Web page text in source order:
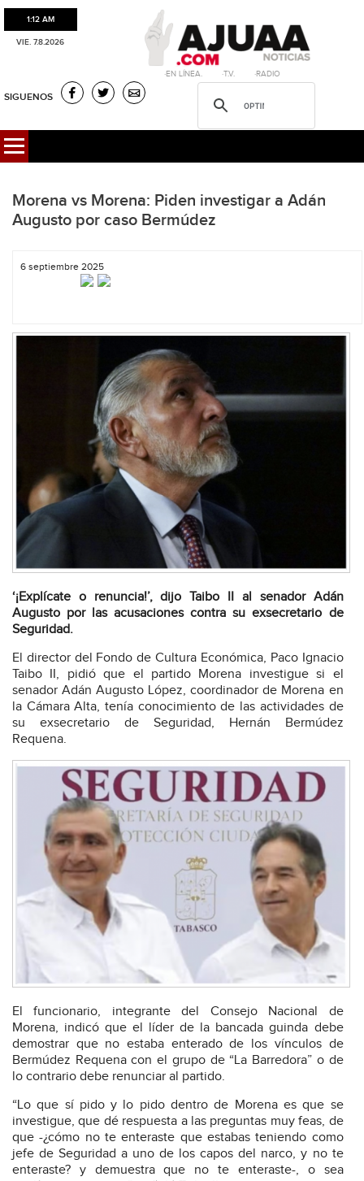
1:12 AM
VIE. 7.8.2026
·EN LÍNEA. ·T.V. ·RADIO
SIGUENOS
Morena vs Morena: Piden investigar a Adán
Augusto por caso Bermúdez
6 septiembre 2025
‘¡Explícate o renuncia!’, dijo Taibo II al senador Adán
Augusto por las acusaciones contra su exsecretario de
Seguridad.
El director del Fondo de Cultura Económica, Paco Ignacio
Taibo II, pidió que el partido Morena investigue si el
senador Adán Augusto López, coordinador de Morena en
la Cámara Alta, tenía conocimiento de las actividades de
su exsecretario de Seguridad, Hernán Bermúdez
Requena.
El funcionario, integrante del Consejo Nacional de
Morena, indicó que el líder de la bancada guinda debe
demostrar que no estaba enterado de los vínculos de
Bermúdez Requena con el grupo de “La Barredora” o de
lo contrario debe renunciar al partido.
“Lo que sí pido y lo pido dentro de Morena es que se
investigue, que dé respuesta a las preguntas muy feas, de
que -¿cómo no te enteraste que estabas teniendo como
jefe de Seguridad a uno de los capos del narco, y no te
enteraste? y demuestra que no te enteraste-, o sea